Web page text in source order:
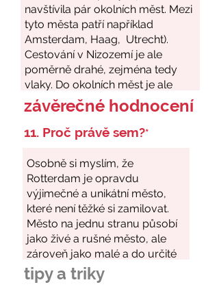
závěrečné hodnocení
11. Proč právě sem?*
tipy a triky